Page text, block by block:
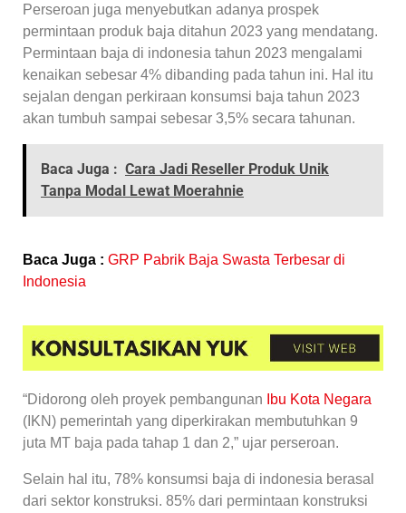
Perseroan juga menyebutkan adanya prospek
permintaan produk baja ditahun 2023 yang mendatang.
Permintaan baja di indonesia tahun 2023 mengalami
kenaikan sebesar 4% dibanding pada tahun ini. Hal itu
sejalan dengan perkiraan konsumsi baja tahun 2023
akan tumbuh sampai sebesar 3,5% secara tahunan.
Baca Juga : Cara Jadi Reseller Produk Unik
Tanpa Modal Lewat Moerahnie
Baca Juga : GRP Pabrik Baja Swasta Terbesar di
Indonesia
“Didorong oleh proyek pembangunan
Ibu Kota Negara
(IKN) pemerintah yang diperkirakan membutuhkan 9
juta MT baja pada tahap 1 dan 2,” ujar perseroan.
Selain hal itu, 78% konsumsi baja di indonesia berasal
dari sektor konstruksi. 85% dari permintaan konstruksi